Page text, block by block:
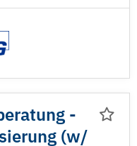
-
(w/